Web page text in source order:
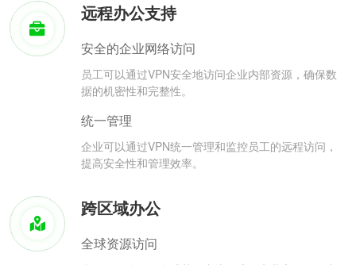
远程办公支持
安全的企业网络访问
员工可以通过VPN安全地访问企业内部资源，确保数
据的机密性和完整性。
统一管理
企业可以通过VPN统一管理和监控员工的远程访问，
提高安全性和管理效率。
跨区域办公
全球资源访问